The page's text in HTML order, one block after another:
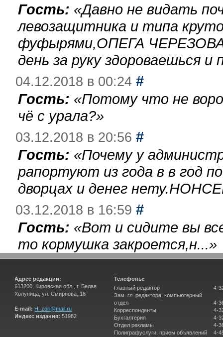
Гость: «Давно не видать
левозащитника и типа
фуфырями,ОПЕГА
день за руку здороваешься
04.12.2018 в 00:24 #
Гость: «Потому что не
чё с урала?»
03.12.2018 в 20:56 #
Гость: «Почему у
рапортуют из года в в год
дворцах и денег
03.12.2018 в 16:59 #
Гость: «Вот и сидите вы
то кормушка закроется,н...»
Адрес редакции:
613200, Кировская обл., г. Белая
Холуница, ул. Смирнова, 18
E-mail: H_zori@mail.ru
Индекс издания: 51982
Телефоны:
Главный редактор
Зам. гл. редактора, компьютерный
отдел
Корреспонденты
Бухгалтерия
Отдел рекламы
Полиграфуслуги, прием объявлений
4-
4-
4-
4-
4-
4-